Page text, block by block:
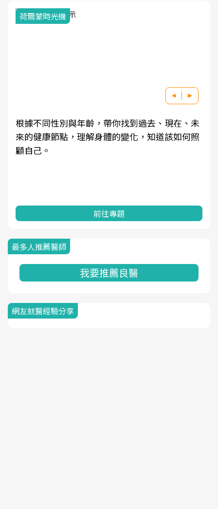
荷爾蒙時光機
根據不同性別與年齡，帶你找到過去、現在、未
來的健康節點，理解身體的變化，知道該如何照
顧自己。
前往專題
最多人推薦醫師
我要推薦良醫
網友就醫經驗分享